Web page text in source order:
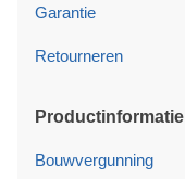
Garantie
Retourneren
Productinformatie
Bouwvergunning